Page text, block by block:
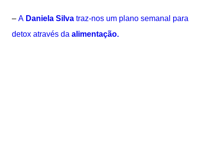
– A Daniela Silva traz-nos um plano semanal para
detox através da alimentação.